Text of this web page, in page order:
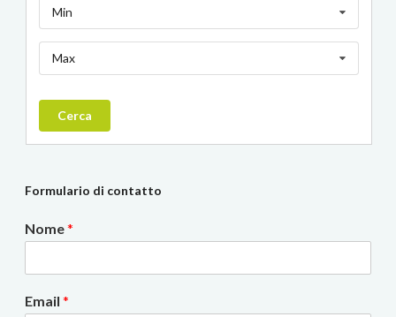
Min
Max
Cerca
Formulario di contatto
Nome*
Email *